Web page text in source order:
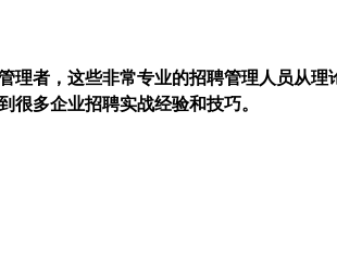
者，这些非常专业的招聘管理人员从
很多企业招聘实战经验和技巧。